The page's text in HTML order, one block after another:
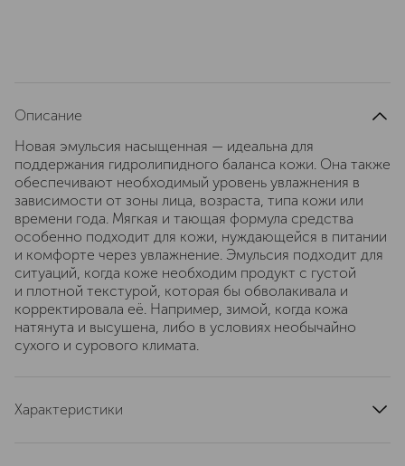
Описание
Новая эмульсия насыщенная — идеальна для
поддержания гидролипидного баланса кожи. Она также
обеспечивают необходимый уровень увлажнения в
зависимости от зоны лица, возраста, типа кожи или
времени года. Мягкая и тающая формула средства
особенно подходит для кожи, нуждающейся в питании
и комфорте через увлажнение. Эмульсия подходит для
ситуаций, когда коже необходим продукт с густой
и плотной текстурой, которая бы обволакивала и
корректировала её. Например, зимой, когда кожа
натянута и высушена, либо в условиях необычайно
сухого и сурового климата.
Характеристики